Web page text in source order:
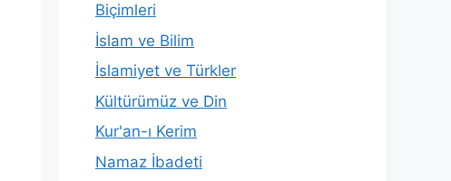
Biçimleri
İslam ve Bilim
İslamiyet ve Türkler
Kültürümüz ve Din
Kur'an-ı Kerim
Namaz İbadeti